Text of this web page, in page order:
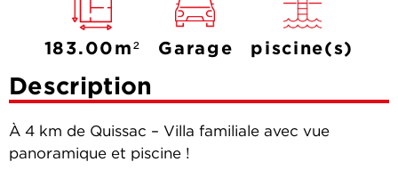
183.00m² Garage piscine(s)
Description
À 4 km de Quissac – Villa familiale avec vue
panoramique et piscine !